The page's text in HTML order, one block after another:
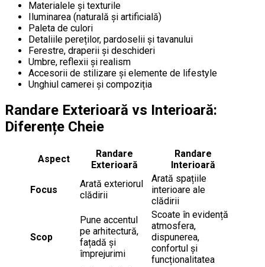
Materialele și texturile
Iluminarea (naturală și artificială)
Paleta de culori
Detaliile pereților, pardoselii și tavanului
Ferestre, draperii și deschideri
Umbre, reflexii și realism
Accesorii de stilizare și elemente de lifestyle
Unghiul camerei și compoziția
Randare Exterioară vs Interioară:
Diferențe Cheie
Aspect
Randare
Exterioară
Randare
Interioară
Focus
Arată exteriorul
clădirii
Arată spațiile
interioare ale
clădirii
Scop
Pune accentul
pe arhitectură,
fațadă și
împrejurimi
Scoate în evidență
atmosfera,
dispunerea,
confortul și
funcționalitatea